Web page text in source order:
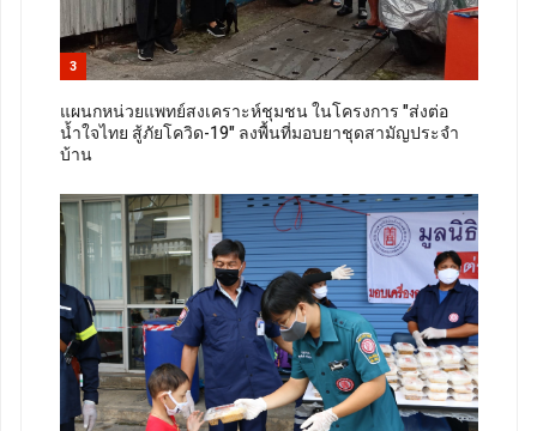
3
แผนกหน่วยแพทย์สงเคราะห์ชุมชน ในโครงการ "ส่งต่อ
น้ำใจไทย สู้ภัยโควิด-19" ลงพื้นที่มอบยาชุดสามัญประจำ
บ้าน